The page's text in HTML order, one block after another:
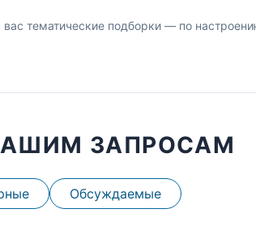
тематические подборки — по
ЗАПРОСАМ
Обсуждаемые